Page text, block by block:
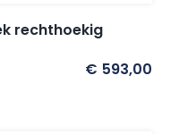
rechthoekig
€ 593,00